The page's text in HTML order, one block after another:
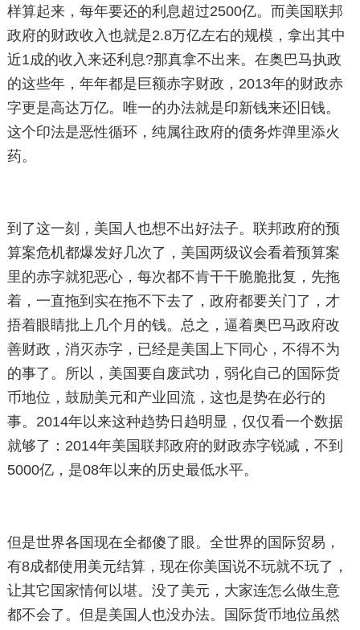
样算起来，每年要还的利息超过2500亿。而美国联邦
政府的财政收入也就是2.8万亿左右的规模，拿出其中
近1成的收入来还利息?那真拿不出来。在奥巴马执政
的这些年，年年都是巨额赤字财政，2013年的财政赤
字更是高达万亿。唯一的办法就是印新钱来还旧钱。
这个印法是恶性循环，纯属往政府的债务炸弹里添火
药。
到了这一刻，美国人也想不出好法子。联邦政府的预
算案危机都爆发好几次了，美国两级议会看着预算案
里的赤字就犯恶心，每次都不肯干干脆脆批复，先拖
着，一直拖到实在拖不下去了，政府都要关门了，才
捂着眼睛批上几个月的钱。总之，逼着奥巴马政府改
善财政，消灭赤字，已经是美国上下同心，不得不为
的事了。所以，美国要自废武功，弱化自己的国际货
币地位，鼓励美元和产业回流，这也是势在必行的
事。2014年以来这种趋势日趋明显，仅仅看一个数据
就够了：2014年美国联邦政府的财政赤字锐减，不到
5000亿，是08年以来的历史最低水平。
但是世界各国现在全都傻了眼。全世界的国际贸易，
有8成都使用美元结算，现在你美国说不玩就不玩了，
让其它国家情何以堪。没了美元，大家连怎么做生意
都不会了。但是美国人也没办法。国际货币地位虽然